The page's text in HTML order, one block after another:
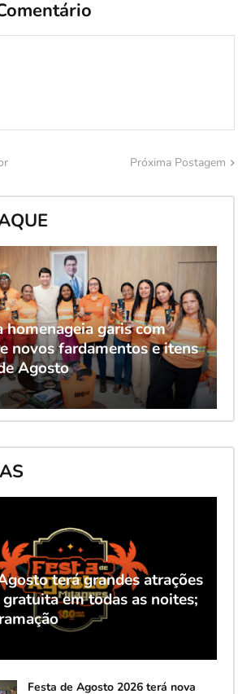
Próxima Postagem
homenageia garis com
novos fardamentos e itens
Agosto
terá grandes atrações
em todas as noites;
Festa de Agosto 2026 terá nova